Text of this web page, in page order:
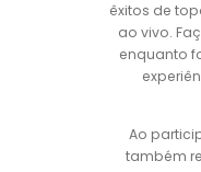
êxitos de
ao vivo.
enquanto
Ao
também